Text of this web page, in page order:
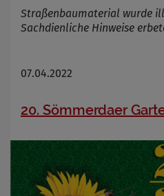
Straßenbaumaterial wurde
Sachdienliche Hinweise
07.04.2022
20. Sömmerdaer